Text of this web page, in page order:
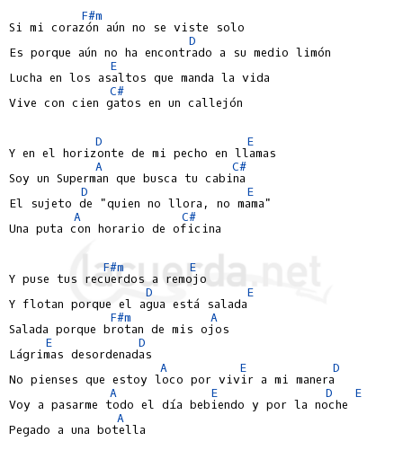
F#m
Si mi corazón aún no se viste solo
D
Es porque aún no ha encontrado a su medio limón
E
Lucha en los asaltos que manda la vida
C#
Vive con cien gatos en un callejón
D
E
Y en el horizonte de mi pecho en llamas
A
C#
Soy un Superman que busca tu cabina
D
E
El sujeto de "quien no llora, no mama"
A
C#
Una puta con horario de oficina
F#m
E
Y puse tus recuerdos a remojo
D
E
Y flotan porque el agua está salada
F#m
A
Salada porque brotan de mis ojos
E
D
Lágrimas desordenadas
A
E
D
No pienses que estoy loco por vivir a mi manera
A
E D
E
Voy a pasarme todo el día bebiendo y por la noche
A
Pegado a una botella